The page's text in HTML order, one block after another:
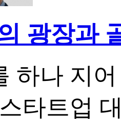
광장과
하나 지
타트업